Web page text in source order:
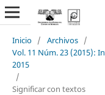
Inicio / Archivos /
Vol. 11 Núm. 23 (2015):
2015
/
Significar con textos